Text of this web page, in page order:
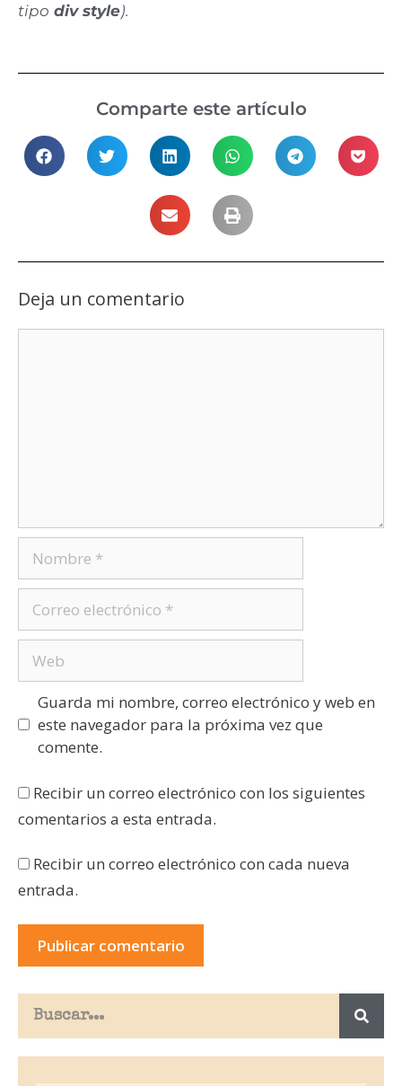
tipo div style).
Comparte este artículo
Deja un comentario
Guarda mi nombre, correo electrónico y web en
este navegador para la próxima vez que
comente.
Recibir un correo electrónico con los siguientes
comentarios a esta entrada.
Recibir un correo electrónico con cada nueva
entrada.